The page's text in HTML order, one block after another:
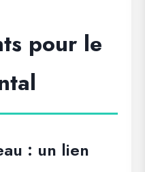
pour le
: un lien